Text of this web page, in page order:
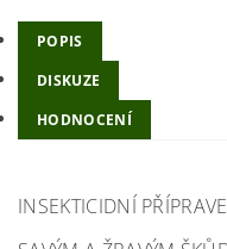
POPIS
DISKUZE
HODNOCENÍ
INSEKTICIDNÍ